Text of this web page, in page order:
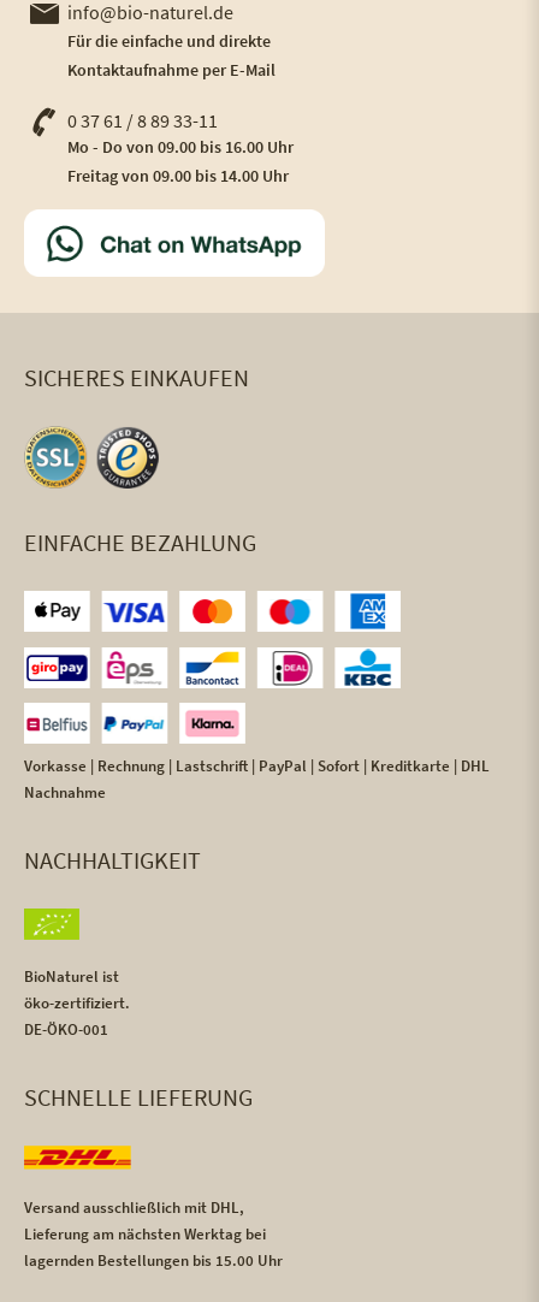
info@bio-naturel.de
Für die einfache und direkte
Kontaktaufnahme per E-Mail
0 37 61 / 8 89 33-11
Mo - Do von 09.00 bis 16.00 Uhr
Freitag von 09.00 bis 14.00 Uhr
SICHERES EINKAUFEN
EINFACHE BEZAHLUNG
Vorkasse | Rechnung | Lastschrift | PayPal | Sofort | Kreditkarte | DHL
Nachnahme
NACHHALTIGKEIT
BioNaturel ist
öko-zertifiziert.
DE-ÖKO-001
SCHNELLE LIEFERUNG
Versand ausschließlich mit DHL,
Lieferung am nächsten Werktag bei
lagernden Bestellungen bis 15.00 Uhr